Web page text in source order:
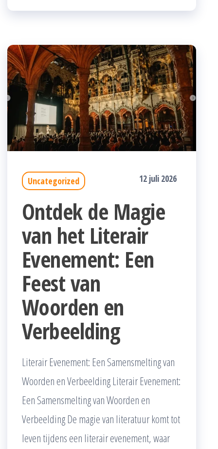
Uncategorized 12 juli 2026
Ontdek de Magie
van het Literair
Evenement: Een
Feest van
Woorden en
Verbeelding
Literair Evenement: Een Samensmelting van
Woorden en Verbeelding Literair Evenement:
Een Samensmelting van Woorden en
Verbeelding De magie van literatuur komt tot
leven tijdens een literair evenement, waar